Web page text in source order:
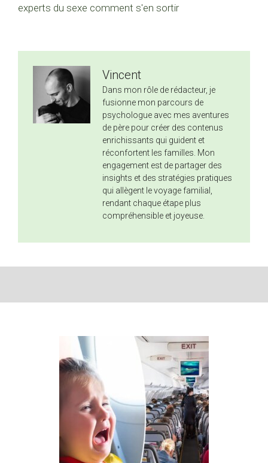
experts du sexe comment s'en sortir
Vincent
Dans mon rôle de rédacteur, je
fusionne mon parcours de
psychologue avec mes aventures
de père pour créer des contenus
enrichissants qui guident et
réconfortent les familles. Mon
engagement est de partager des
insights et des stratégies pratiques
qui allègent le voyage familial,
rendant chaque étape plus
compréhensible et joyeuse.